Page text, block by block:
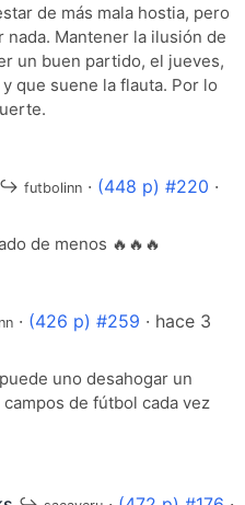
de más mala hostia, pero
nada. Mantener la ilusión de
un buen partido, el jueves,
que suene la flauta. Por lo
↪ futbolinn· (448 p) #220 ·
de menos 🔥🔥🔥
· (426 p) #259 · hace 3
uno desahogar un
de fútbol cada vez